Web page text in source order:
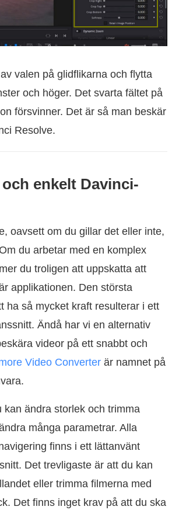
valen på glidflikarna och flytta
och höger. Det svarta fältet på
försvinner. Det är så man beskär
Resolve.
enkelt Davinci-
oavsett om du gillar det eller inte,
du arbetar med en komplex
du troligen att uppskatta att
applikationen. Den största
ha så mycket kraft resulterar i ett
Ändå har vi en alternativ
videor på ett snabbt och
Video Converter är namnet på
kan ändra storlek och trimma
många parametrar. Alla
finns i ett lättanvänt
Det trevligaste är att du kan
eller trimma filmerna med
Det finns inget krav på att du ska